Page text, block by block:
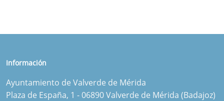
Información
Ayuntamiento de Valverde de Mérida
Plaza de España, 1 - 06890 Valverde de Mérida (Badajoz)